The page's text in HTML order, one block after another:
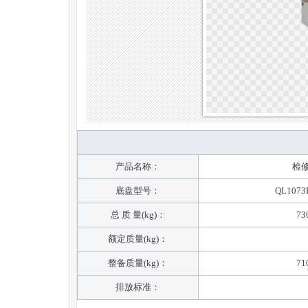
产品名称： 检
底盘型号：
总 质 量(kg)：
额定质量(kg)：
整备质量(kg)：
排放标准：